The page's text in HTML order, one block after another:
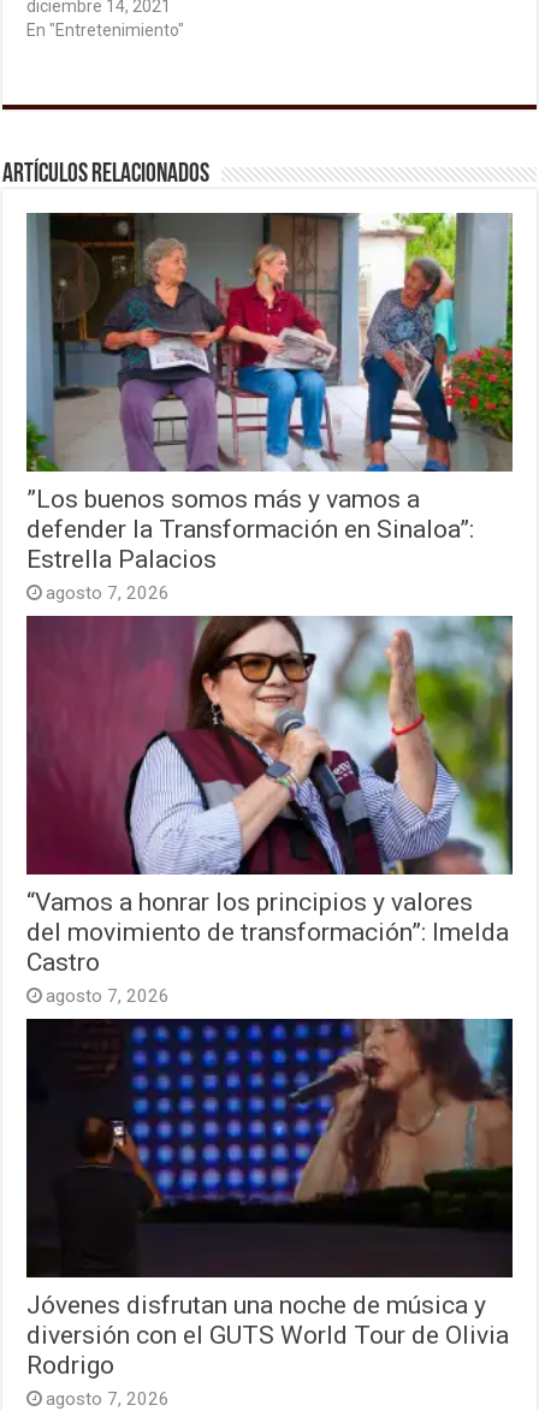
diciembre 14, 2021
En "Entretenimiento"
Artículos relacionados
”Los buenos somos más y vamos a
defender la Transformación en Sinaloa”:
Estrella Palacios
agosto 7, 2026
“Vamos a honrar los principios y valores
del movimiento de transformación”: Imelda
Castro
agosto 7, 2026
Jóvenes disfrutan una noche de música y
diversión con el GUTS World Tour de Olivia
Rodrigo
agosto 7, 2026